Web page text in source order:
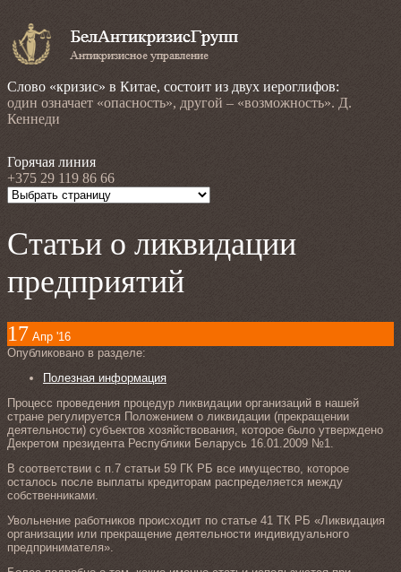
Слово «кризис» в Китае, состоит из двух иероглифов:
один означает «опасность», другой – «возможность». Д.
Кеннеди
Горячая линия
+375 29 119 86 66
Статьи о ликвидации
предприятий
17 Апр '16
Опубликовано в разделе:
Полезная информация
Процесс проведения процедур ликвидации организаций в нашей
стране регулируется Положением о ликвидации (прекращении
деятельности) субъектов хозяйствования, которое было утверждено
Декретом президента Республики Беларусь 16.01.2009 №1.
В соответствии с п.7 статьи 59 ГК РБ все имущество, которое
осталось после выплаты кредиторам распределяется между
собственниками.
Увольнение работников происходит по статье 41 ТК РБ «Ликвидация
организации или прекращение деятельности индивидуального
предпринимателя».